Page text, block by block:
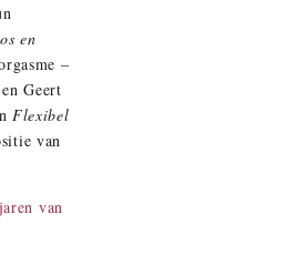
en
–
Geert
Flexibel
van
van